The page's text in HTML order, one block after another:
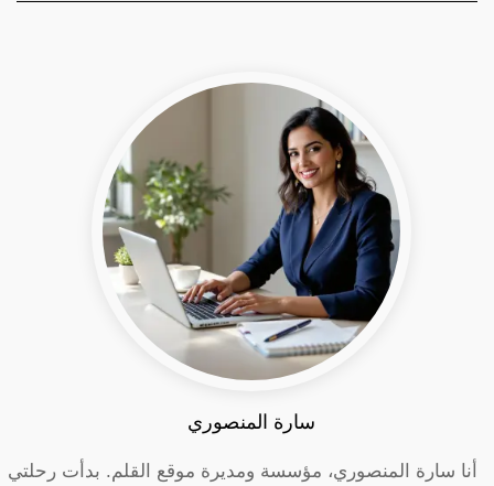
سارة المنصوري
أنا سارة المنصوري، مؤسسة ومديرة موقع القلم. بدأت رحلتي